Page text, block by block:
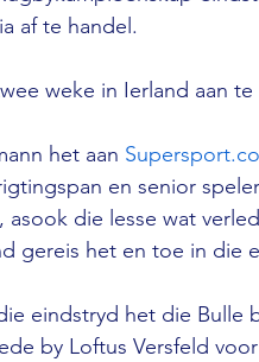
af te handel.
weke in Ierland aan te
het aan
en senior
die lesse wat
gereis het en toe in die
eindstryd het die
by Loftus Versfeld